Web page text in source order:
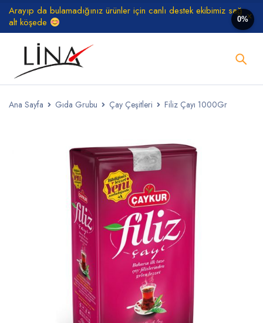
Arayıp da bulamadığınız ürünler için canlı destek ekibimiz sağ
alt köşede
Ana Sayfa Gıda Grubu Çay Çeşitleri Filiz Çayı 1000Gr
0%